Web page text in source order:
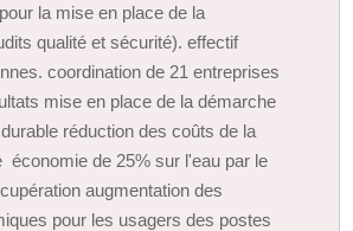
la mise en place de la
qualité et sécurité). effectif
coordination de 21 entreprises
mise en place de la démarche
réduction des coûts de la
économie de 25% sur l'eau par le
augmentation des
pour les usagers des postes